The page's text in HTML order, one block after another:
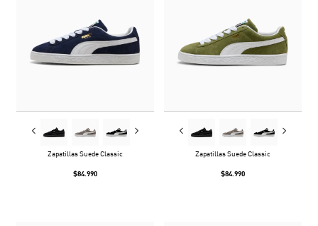
Zapatillas Suede Classic
$84.990
Zapatillas Suede Classic
$84.990